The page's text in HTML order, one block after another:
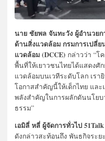
นาย ชัยพล จันทะวัง ผู้อำนวยก
ด้านสิ่งแวดล้อม กรมการเปลี่
แวดล้อม (DCCE) กล่าวว่า “โ
พื้นที่ให้เยาวชนไทยได้แสดงศั
แวดล้อมบนเวทีระดับโลก เรา
โอกาสสำคัญนี้ให้เด็กไทย และ
พลังสำคัญในการผลักดันนโย
ธรรม”
เอมิลี่ หลี่ ผู้จัดการทั่วไป
ดังกล่าวสะท้อนถึง พันธกิจระย